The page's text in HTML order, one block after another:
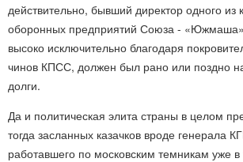
действительно, бывший директор одного из
оборонных предприятий Союза -
высоко исключительно благодаря
чинов КПСС, должен был рано или поздно
долги.
Да и политическая элита страны в целом
тогда засланных казачков вроде генерала
работавшего по московским темникам уже